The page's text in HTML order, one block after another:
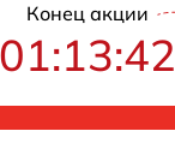
Конец акции
01:13:41